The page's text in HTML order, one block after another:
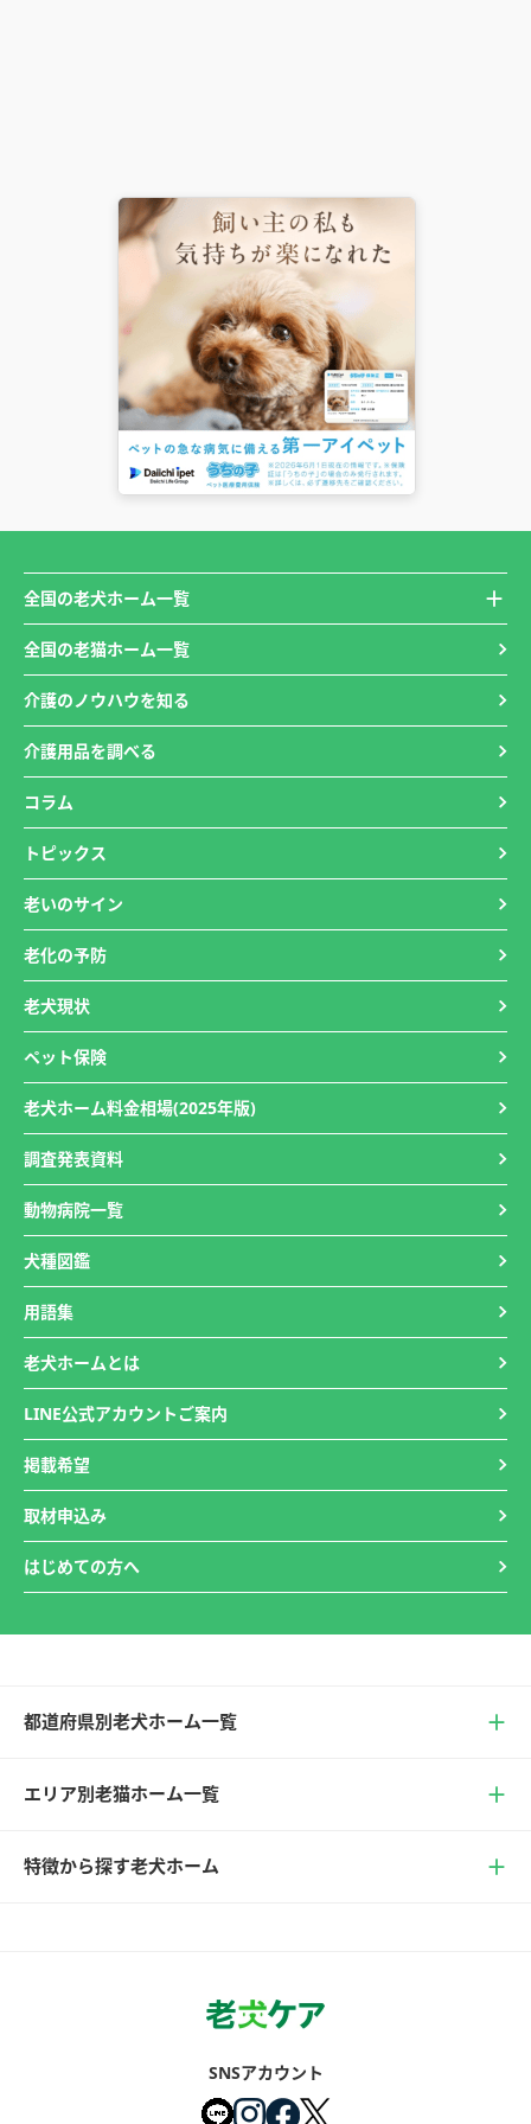
全国の老犬ホーム一覧
全国の老猫ホーム一覧
介護のノウハウを知る
介護用品を調べる
コラム
トピックス
老いのサイン
老化の予防
老犬現状
ペット保険
老犬ホーム料金相場(2025年版)
調査発表資料
動物病院一覧
犬種図鑑
用語集
老犬ホームとは
LINE公式アカウントご案内
掲載希望
取材申込み
はじめての方へ
都道府県別老犬ホーム一覧
エリア別老猫ホーム一覧
特徴から探す老犬ホーム
SNSアカウント